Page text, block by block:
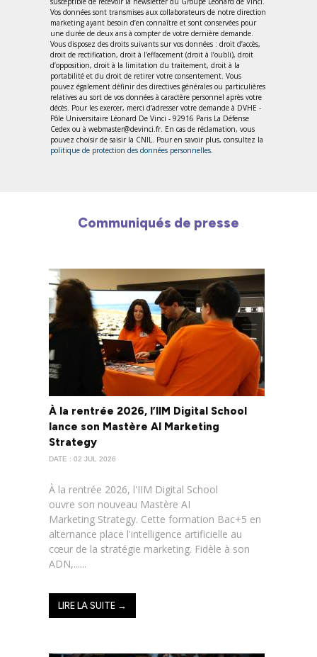
Vos données sont transmises aux collaborateurs de notre direction
marketing ayant besoin d’en connaître et sont conservées pour
une durée de deux ans à compter de votre dernière demande.
Vous disposez des droits suivants sur vos données : droit d’accès,
droit de rectification, droit à l’effacement (droit à l’oubli), droit
d’opposition, droit à la limitation du traitement, droit à la
portabilité et du droit de retirer votre consentement. Vous
pouvez également définir des directives générales ou particulières
relatives au sort de vos données à caractère personnel après votre
décès. Pour les exercer, merci d’adresser votre demande à DVHE -
Pôle Universitaire Léonard De Vinci - 92916 Paris La Défense
Cedex ou à webmaster@devinci.fr. En cas de réclamation, vous
pouvez choisir de saisir la CNIL. Pour en savoir plus, consultez la
politique de protection des données personnelles.
Communiqués de presse
À la rentrée 2026, l’IIM Digital School
lance son Mastère AI Marketing
Strategy
DATE : 02 JUL 2026
À la rentrée 2026, l'IIM Digital School
ouvre son nouveau Mastère AI
Marketing Strategy. Cette formation Bac+5 en
alternance place l'intelligence artificielle au
cœur de la stratégie marketing. Fidèle à son
ADN,......
LIRE LA SUITE →